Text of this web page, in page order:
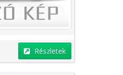
Részletek